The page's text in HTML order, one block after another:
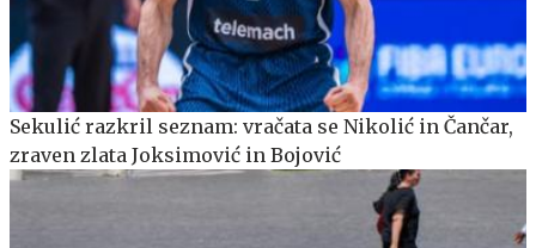
Sekulić razkril seznam: vračata se Nikolić in Čančar,
zraven zlata Joksimović in Bojović